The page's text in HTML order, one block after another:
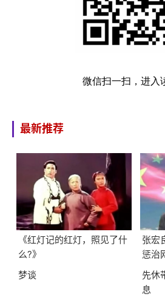
微信扫一扫，进入
最新推荐
《红灯记的红灯，照见了什
么?》
张宏
惩治
的最
梦谈
先休
息